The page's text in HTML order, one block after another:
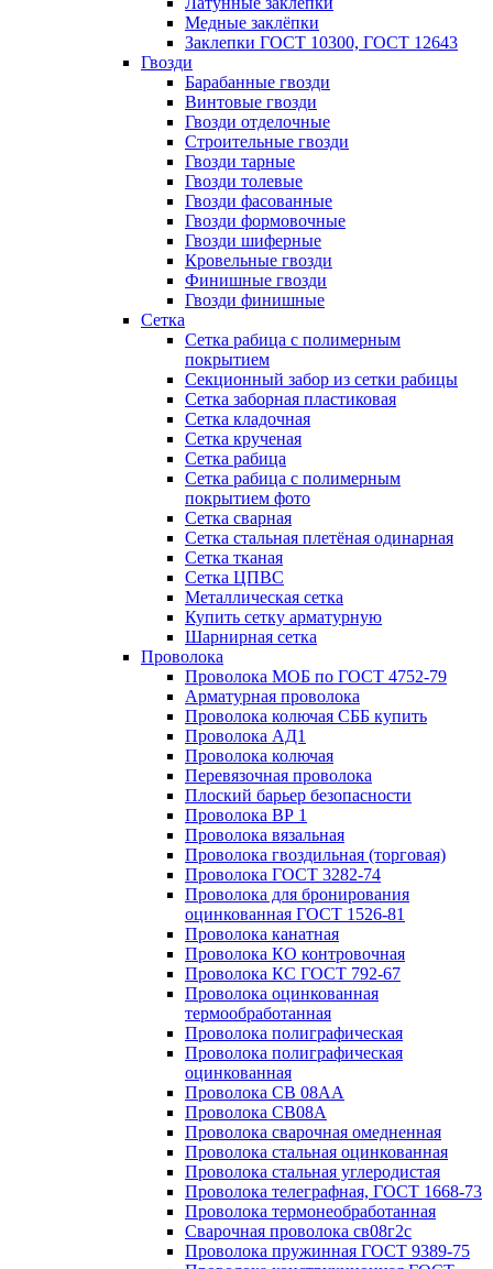
Медные заклёпки
Заклепки ГОСТ 10300, ГОСТ 12643
Гвозди
Барабанные гвозди
Винтовые гвозди
Гвозди отделочные
Строительные гвозди
Гвозди тарные
Гвозди толевые
Гвозди фасованные
Гвозди формовочные
Гвозди шиферные
Кровельные гвозди
Финишные гвозди
Гвозди финишные
Сетка
Сетка рабица с полимерным
покрытием
Секционный забор из сетки рабицы
Сетка заборная пластиковая
Сетка кладочная
Сетка крученая
Сетка рабица
Сетка рабица с полимерным
покрытием фото
Сетка сварная
Сетка стальная плетёная одинарная
Сетка тканая
Сетка ЦПВС
Металлическая сетка
Купить сетку арматурную
Шарнирная сетка
Проволока
Проволока МОБ по ГОСТ 4752-79
Арматурная проволока
Проволока колючая СББ купить
Проволока АД1
Проволока колючая
Перевязочная проволока
Плоский барьер безопасности
Проволока ВР 1
Проволока вязальная
Проволока гвоздильная (торговая)
Проволока ГОСТ 3282-74
Проволока для бронирования
оцинкованная ГОСТ 1526-81
Проволока канатная
Проволока КО контровочная
Проволока КС ГОСТ 792-67
Проволока оцинкованная
термообработанная
Проволока полиграфическая
Проволока полиграфическая
оцинкованная
Проволока СВ 08АА
Проволока СВ08А
Проволока сварочная омедненная
Проволока стальная оцинкованная
Проволока стальная углеродистая
Проволока телеграфная, ГОСТ 1668-73
Проволока термонеобработанная
Сварочная проволока св08г2с
Проволока пружинная ГОСТ 9389-75